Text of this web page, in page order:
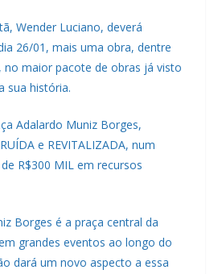
Wender Luciano, deverá
26/01, mais uma obra, dentre
no maior pacote de obras já visto
sua história.
Adalardo Muniz Borges,
e REVITALIZADA, num
R$300 MIL em recursos
Borges é a praça central da
grandes eventos ao longo do
dará um novo aspecto a essa